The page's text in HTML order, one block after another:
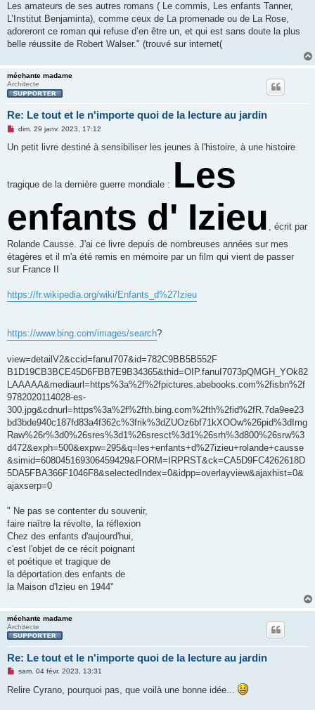
Les amateurs de ses autres romans ( Le commis, Les enfants Tanner,
L’Institut Benjaminta), comme ceux de La promenade ou de La Rose,
adoreront ce roman qui refuse d’en être un, et qui est sans doute la plus
belle réussite de Robert Walser." (trouvé sur internet(
méchante madame
Architecte
Re: Le tout et le n'importe quoi de la lecture au jardin
M
s
n
l
u
dim. 29 janv. 2023, 17:12
Un petit livre destiné à sensibiliser les jeunes à l'histoire, à une histoire
tragique de la dernière guerre mondiale : Les
enfants d' Izieu
, écrit par
Rolande Causse. J'ai ce livre depuis de nombreuses années sur mes
étagères et il m'a été remis en mémoire par un film qui vient de passer
sur France II
https://fr.wikipedia.org/wiki/Enfants_d%27Izieu
https://www.bing.com/images/search?
view=detailV2&ccid=fanuI707&id=782C9BB5B552F
B1D19CB3BCE45D6FBB7E9B34365&thid=OIP.fanuI7073pQMGH_YOk82
LAAAAA&mediaurl=https%3a%2f%2fpictures.abebooks.com%2fisbn%2f
9782020114028-es-
300.jpg&cdnurl=https%3a%2f%2fth.bing.com%2fth%2fid%2fR.7da9ee23
bd3bde940c187fd83a4f362c%3frik%3dZUOz6bf71kXOOw%26pid%3dImg
Raw%26r%3d0%26sres%3d1%26sresct%3d1%26srh%3d800%26srw%3
d472&exph=500&expw=295&q=les+enfants+d%27izieu+rolande+causse
&simid=608045169306459429&FORM=IRPRST&ck=CA5D9FC4262618D
5DA5FBA366F1046F8&selectedIndex=0&idpp=overlayview&ajaxhist=0&
ajaxserp=0
" Ne pas se contenter du souvenir,
faire naître la révolte, la réflexion
Chez des enfants d'aujourd'hui,
c'est l'objet de ce récit poignant
et poétique et tragique de
la déportation des enfants de
la Maison d'Izieu en 1944"
méchante madame
Architecte
Re: Le tout et le n'importe quoi de la lecture au jardin
M
s
s
sam. 04 févr. 2023, 13:31
Relire Cyrano, pourquoi pas, que voilà une bonne idée...